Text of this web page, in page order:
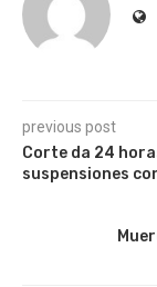
previous post
Corte da 24
suspensiones